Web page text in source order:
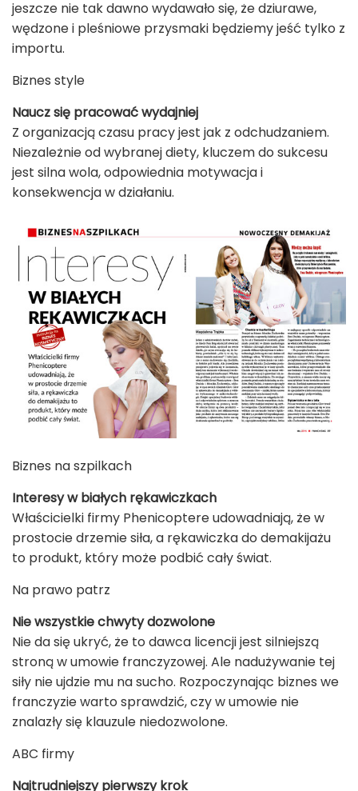
jeszcze nie tak dawno wydawało się, że dziurawe,
wędzone i pleśniowe przysmaki będziemy jeść tylko z
importu.
Biznes style
Naucz się pracować wydajniej
Z organizacją czasu pracy jest jak z odchudzaniem.
Niezależnie od wybranej diety, kluczem do sukcesu
jest silna wola, odpowiednia motywacja i
konsekwencja w działaniu.
Biznes na szpilkach
Interesy w białych rękawiczkach
Właścicielki firmy Phenicoptere udowadniają, że w
prostocie drzemie siła, a rękawiczka do demakijażu
to produkt, który może podbić cały świat.
Na prawo patrz
Nie wszystkie chwyty dozwolone
Nie da się ukryć, że to dawca licencji jest silniejszą
stroną w umowie franczyzowej. Ale nadużywanie tej
siły nie ujdzie mu na sucho. Rozpoczynając biznes we
franczyzie warto sprawdzić, czy w umowie nie
znalazły się klauzule niedozwolone.
ABC firmy
Najtrudniejszy pierwszy krok